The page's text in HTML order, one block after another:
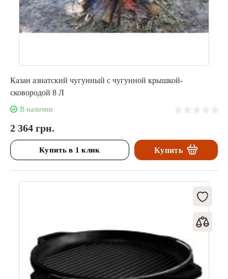
Казан азиатский чугунный с чугунной крышкой-
сковородой 8 Л
В наличии
2 364 грн.
Купить в 1 клик Купить